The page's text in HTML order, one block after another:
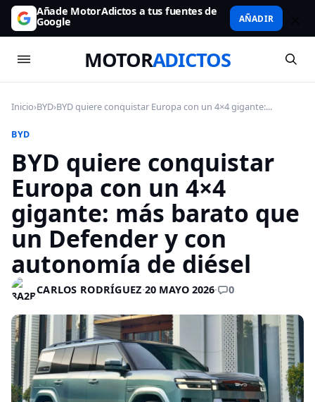
Añade MotorAdictos a tus fuentes de
Google AÑADIR
MOTORADICTOS
Inicio›BYD›BYD quiere conquistar Europa con un 4×4 gigante:...
BYD
BYD quiere conquistar
Europa con un 4×4
gigante: más barato que
un Defender y con
autonomía de diésel
CARLOS RODRÍGUEZ·20 MAYO 2026· 0